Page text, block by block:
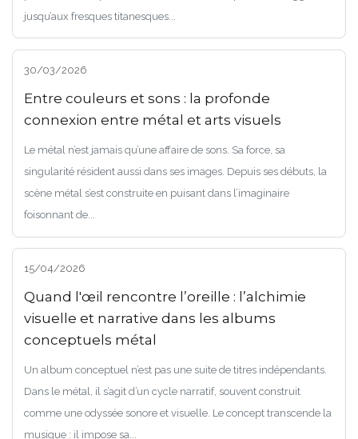
jusqu’aux fresques titanesques...
30/03/2026
Entre couleurs et sons : la profonde
connexion entre métal et arts visuels
Le métal n’est jamais qu’une affaire de sons. Sa force, sa
singularité résident aussi dans ses images. Depuis ses débuts, la
scène métal s’est construite en puisant dans l’imaginaire
foisonnant de...
15/04/2026
Quand l'œil rencontre l’oreille : l’alchimie
visuelle et narrative dans les albums
conceptuels métal
Un album conceptuel n’est pas une suite de titres indépendants.
Dans le métal, il s’agit d’un cycle narratif, souvent construit
comme une odyssée sonore et visuelle. Le concept transcende la
musique : il impose sa...